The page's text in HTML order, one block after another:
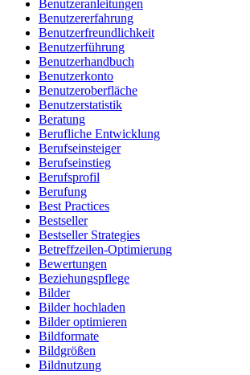
Benutzeranleitungen
Benutzererfahrung
Benutzerfreundlichkeit
Benutzerführung
Benutzerhandbuch
Benutzerkonto
Benutzeroberfläche
Benutzerstatistik
Beratung
Berufliche Entwicklung
Berufseinsteiger
Berufseinstieg
Berufsprofil
Berufung
Best Practices
Bestseller
Bestseller Strategies
Betreffzeilen-Optimierung
Bewertungen
Beziehungspflege
Bilder
Bilder hochladen
Bilder optimieren
Bildformate
Bildgrößen
Bildnutzung